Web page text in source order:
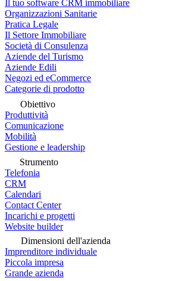
Il tuo software CRM immobiliare
Organizzazioni Sanitarie
Pratica Legale
Il Settore Immobiliare
Società di Consulenza
Aziende del Turismo
Aziende Edili
Negozi ed eCommerce
Categorie di prodotto
Obiettivo
Produttività
Comunicazione
Mobilità
Gestione e leadership
Strumento
Telefonia
CRM
Calendari
Contact Center
Incarichi e progetti
Website builder
Dimensioni dell'azienda
Imprenditore individuale
Piccola impresa
Grande azienda